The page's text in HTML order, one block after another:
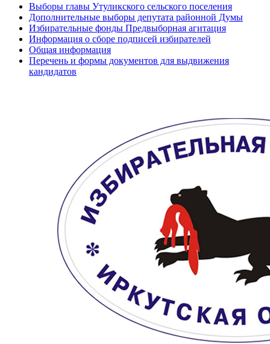
Выборы главы Утуликского сельского поселения
Дополнительные выборы депутата районной Думы
Избирательные фонды Предвыборная агитация
Информация о сборе подписей избирателей
Общая информация
Перечень и формы документов для выдвижения
кандидатов